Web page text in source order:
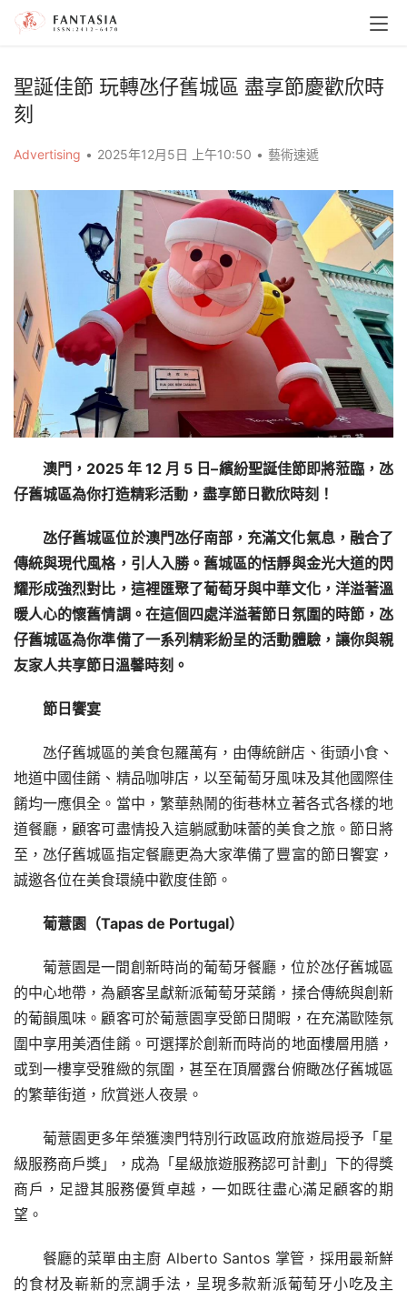
聖誕佳節 玩轉氹仔舊城區 盡享節慶歡欣時
刻
Advertising • 2025年12月5日 上午10:50 • 藝術速遞
澳門，2025 年 12 月 5 日–繽紛聖誕佳節即將蒞臨，氹
仔舊城區為你打造精彩活動，盡享節日歡欣時刻！
氹仔舊城區位於澳門氹仔南部，充滿文化氣息，融合了
傳統與現代風格，引人入勝。舊城區的恬靜與金光大道的閃
耀形成強烈對比，這裡匯聚了葡萄牙與中華文化，洋溢著溫
暖人心的懷舊情調。在這個四處洋溢著節日氛圍的時節，氹
仔舊城區為你準備了一系列精彩紛呈的活動體驗，讓你與親
友家人共享節日溫馨時刻。
節日饗宴
氹仔舊城區的美食包羅萬有，由傳統餅店、街頭小食、
地道中國佳餚、精品咖啡店，以至葡萄牙風味及其他國際佳
餚均一應俱全。當中，繁華熱鬧的街巷林立著各式各樣的地
道餐廳，顧客可盡情投入這躺感動味蕾的美食之旅。節日將
至，氹仔舊城區指定餐廳更為大家準備了豐富的節日饗宴，
誠邀各位在美食環繞中歡度佳節。
葡薏園（Tapas de Portugal）
葡薏園是一間創新時尚的葡萄牙餐廳，位於氹仔舊城區
的中心地帶，為顧客呈獻新派葡萄牙菜餚，揉合傳統與創新
的葡韻風味。顧客可於葡薏園享受節日閒暇，在充滿歐陸氛
圍中享用美酒佳餚。可選擇於創新而時尚的地面樓層用膳，
或到一樓享受雅緻的氛圍，甚至在頂層露台俯瞰氹仔舊城區
的繁華街道，欣賞迷人夜景。
葡薏園更多年榮獲澳門特別行政區政府旅遊局授予「星
級服務商戶獎」，成為「星級旅遊服務認可計劃」下的得獎
商戶，足證其服務優質卓越，一如既往盡心滿足顧客的期
望。
餐廳的菜單由主廚 Alberto Santos 掌管，採用最新鮮
的食材及嶄新的烹調手法，呈現多款新派葡萄牙小吃及主